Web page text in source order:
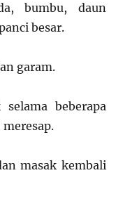
bumbu, daun
besar.
garam.
beberapa
masak kembali